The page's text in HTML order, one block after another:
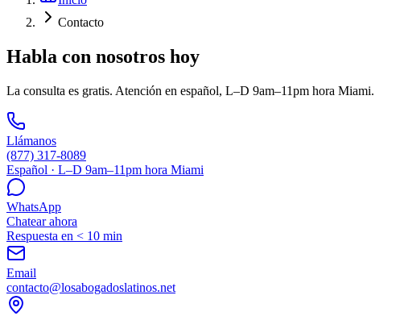
Contacto
Habla con nosotros hoy
La consulta es gratis. Atención en español, L–D 9am–11pm hora Miami.
Llámanos
(877) 317-8089
Español · L–D 9am–11pm hora Miami
WhatsApp
Chatear ahora
Respuesta en < 10 min
Email
contacto@losabogadoslatinos.net